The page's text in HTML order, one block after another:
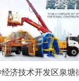
济技术开发区泉塘